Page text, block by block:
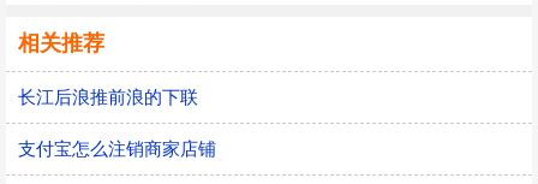
相关推荐
长江后浪推前浪的下联
支付宝怎么注销商家店铺